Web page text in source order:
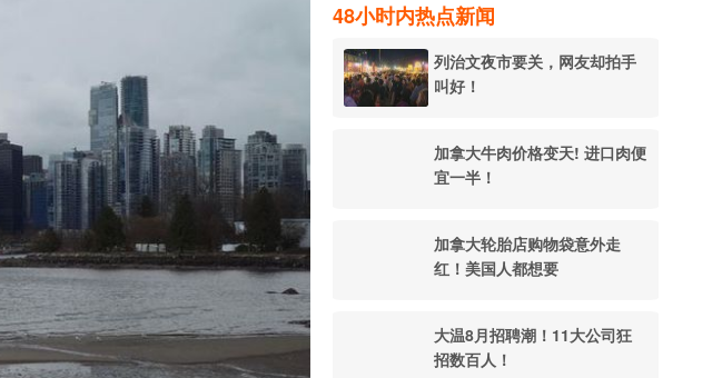
48小时内热点新闻
列治文夜市要关，网友却拍手
叫好！
加拿大牛肉价格变天! 进口肉便
宜一半！
加拿大轮胎店购物袋意外走
红！美国人都想要
大温8月招聘潮！11大公司狂
招数百人！